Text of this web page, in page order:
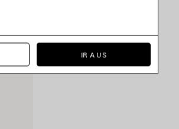
IR A US